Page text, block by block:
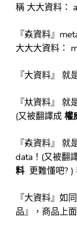
稱 大大資料：
『𡘙資料』
大大大資料：
『大資料』
『夶資料』
(又被翻譯成 權
『𡘙資料』
data！(又被翻
料更難懂吧? )
『大資料』如
品』，商品上